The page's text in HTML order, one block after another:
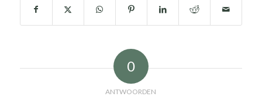
0
ANTWOORDEN